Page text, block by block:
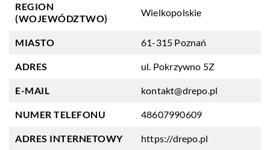
REGION
(WOJEWÓDZTWO)
Wielkopolskie
MIASTO 61-315 Poznań
ADRES ul. Pokrzywno 5Z
E-MAIL kontakt@drepo.pl
NUMER TELEFONU 48607990609
ADRES INTERNETOWY https://drepo.pl